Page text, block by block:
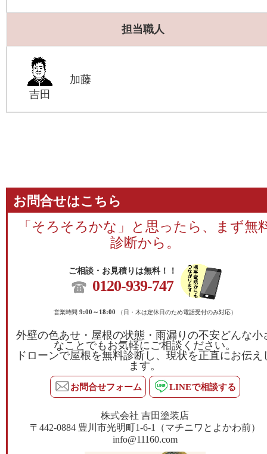
担当職人
吉田
加藤
お問合せはこちら
「そろそろかな」と思ったら、まず無
診断から。
ご相談・お見積りは無料！！
0120-939-747
営業時間 9:00～18:00 （日・木は定休日のため電話受付のみ対応）
外壁の色あせ・屋根の状態・雨漏りの不安どんな小
なことでもお気軽にご相談ください。
ドローンで屋根を無料診断し、現状を正直にお伝え
ます。
お問合せフォーム LINEで相談する
株式会社 吉田塗装店
〒442-0884 豊川市光明町1-6-1（マチニワとよかわ前）
info@11160.com